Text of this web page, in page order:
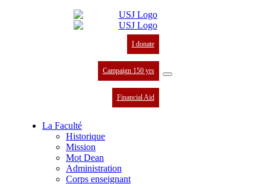
I donate
Campaign 150 yrs
Financial Aid
La Faculté
Historique
Mission
Mot Dean
Administration
Corps enseignant